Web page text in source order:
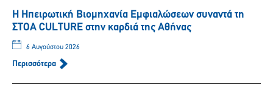
Η Ηπειρωτική Βιομηχανία Εμφιαλώσεων συναντά τη
ΣΤΟΑ CULTURE στην καρδιά της Αθήνας
6 Αυγούστου 2026
Περισσότερα